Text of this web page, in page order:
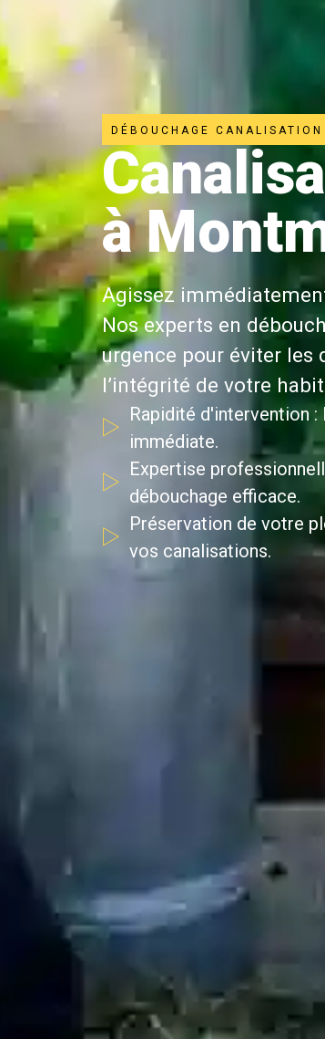
DÉBOUCHAGE
à
Agissez
Nos experts en
urgence pour éviter les
l’intégrité de votre
Rapidité d'intervention
immédiate.
Expertise
débouchage efficace.
Préservation de votre
vos canalisations.